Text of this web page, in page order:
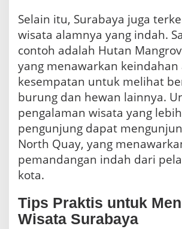
Selain itu, Surabaya juga
wisata alamnya yang indah.
contoh adalah Hutan
yang menawarkan keindahan
kesempatan untuk melihat
burung dan hewan lainnya.
pengalaman wisata yang
pengunjung dapat
North Quay, yang
pemandangan indah dari
kota.
Tips Praktis untuk
Wisata Surabaya